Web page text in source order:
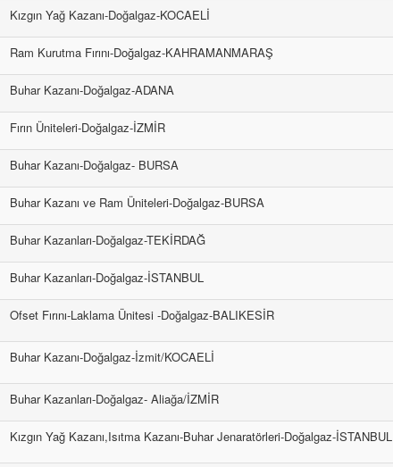
Kızgın Yağ Kazanı-Doğalgaz-KOCAELİ
Ram Kurutma Fırını-Doğalgaz-KAHRAMANMARAŞ
Buhar Kazanı-Doğalgaz-ADANA
Fırın Üniteleri-Doğalgaz-İZMİR
Buhar Kazanı-Doğalgaz- BURSA
Buhar Kazanı ve Ram Üniteleri-Doğalgaz-BURSA
Buhar Kazanları-Doğalgaz-TEKİRDAĞ
Buhar Kazanları-Doğalgaz-İSTANBUL
Ofset Fırını-Laklama Ünitesi -Doğalgaz-BALIKESİR
Buhar Kazanı-Doğalgaz-İzmit/KOCAELİ
Buhar Kazanları-Doğalgaz- Aliağa/İZMİR
Kızgın Yağ Kazanı,Isıtma Kazanı-Buhar Jenaratörleri-Doğalgaz-İSTANBUL